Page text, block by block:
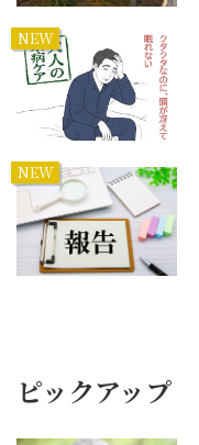
NEW
NEW
ピックアップ